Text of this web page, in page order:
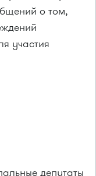
о том,
участия
депутаты